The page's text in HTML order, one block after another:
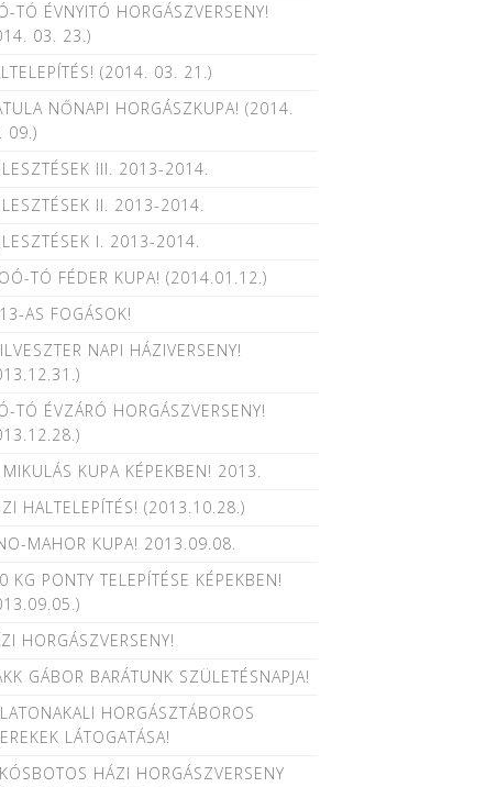
TÓ ÉVNYITÓ HORGÁSZVERSENY!
03. 23.)
(2014. 03. 21.)
NŐNAPI HORGÁSZKUPA! (2014.
09.)
III. 2013-2014.
II. 2013-2014.
I. 2013-2014.
TÓ FÉDER KUPA! (2014.01.12.)
AS FOGÁSOK!
NAPI HÁZIVERSENY!
TÓ ÉVZÁRÓ HORGÁSZVERSENY!
MIKULÁS KUPA KÉPEKBEN! 2013.
HALTELEPÍTÉS! (2013.10.28.)
MAHOR KUPA! 2013.09.08.
KG PONTY TELEPÍTÉSE KÉPEKBEN!
HORGÁSZVERSENY!
GÁBOR BARÁTUNK SZÜLETÉSNAPJA!
HORGÁSZTÁBOROS
LÁTOGATÁSA!
HÁZI HORGÁSZVERSENY